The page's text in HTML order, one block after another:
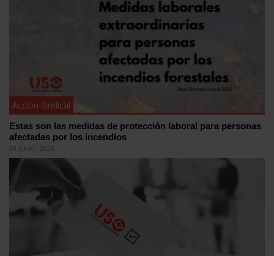
Acción Sindical
Estas son las medidas de protección laboral para personas
afectadas por los incendios
30 JULIO, 2026